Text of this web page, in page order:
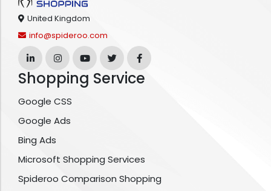
United Kingdom
info@spideroo.com
Shopping Service
Google CSS
Google Ads
Bing Ads
Microsoft Shopping Services
Spideroo Comparison Shopping